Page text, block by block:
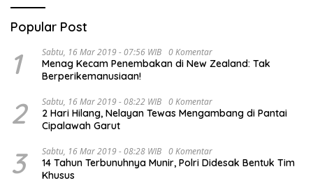
Popular Post
1 Sabtu, 16 Mar 2019 - 07:56 WIB 0 Komentar
Menag Kecam Penembakan di New Zealand: Tak
Berperikemanusiaan!
2 Sabtu, 16 Mar 2019 - 08:22 WIB 0 Komentar
2 Hari Hilang, Nelayan Tewas Mengambang di Pantai
Cipalawah Garut
3 Sabtu, 16 Mar 2019 - 08:28 WIB 0 Komentar
14 Tahun Terbunuhnya Munir, Polri Didesak Bentuk Tim
Khusus